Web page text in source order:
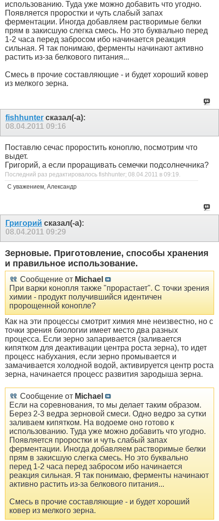
использованию. Туда уже можно добавить что угодно.
Появляется проростки и чуть слабый запах
ферментации. Иногда добавляем растворимые белки
прям в закисшую слегка смесь. Но это буквально перед
1-2 часа перед забросом ибо начинается реакция
сильная. Я так понимаю, ферменты начинают активно
растить из-за белкового питания...
Смесь в прочие составляющие - и будет хороший ковер
из мелкого зерна.
fishhunter сказал(-а):
08.04.2011 09:16
Поставлю сечас проростить коноплю, посмотрим что
выдет.
Григорий, а если проращивать семечки подсолнечника?
Последний раз редактировалось fishhunter; 08.04.2011 в 09:19
С уважением, Александр
Григорий сказал(-а):
08.04.2011 09:29
Зерновые. Приготовление, способы хранения
и правильное использование.
Сообщение от Michael
При варки конопля также "прорастает". С точки зрения
химии - продукт получившийся идентичен
пророщенной конопле?
Как на эти процессы смотрит химия мне неизвестно, но с
точки зрения биологии имеет место два разных
процесса. Если зерно запаривается (заливается
кипятком для деактивации центра роста зерна), то идет
процесс набухания, если зерно промывается и
замачивается холодной водой, активируется центр роста
зерна, начинается процесс развития зародыша зерна.
Сообщение от Michael
Если на соревнования, то мы делает таким образом.
Берез 2-3 ведра зерновой смеси. Одно ведро за сутки
заливаем кипятком. На водоеме оно готово к
использованию. Туда уже можно добавить что угодно.
Появляется проростки и чуть слабый запах
ферментации. Иногда добавляем растворимые белки
прям в закисшую слегка смесь. Но это буквально
перед 1-2 часа перед забросом ибо начинается
реакция сильная. Я так понимаю, ферменты начинают
активно растить из-за белкового питания...
Смесь в прочие составляющие - и будет хороший
ковер из мелкого зерна.